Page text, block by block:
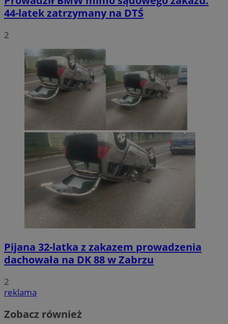
44-latek zatrzymany na DTŚ
2
Pijana 32-latka z zakazem prowadzenia
dachowała na DK 88 w Zabrzu
2
reklama
Zobacz również